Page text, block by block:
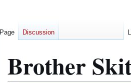
Brother
Page Discussion